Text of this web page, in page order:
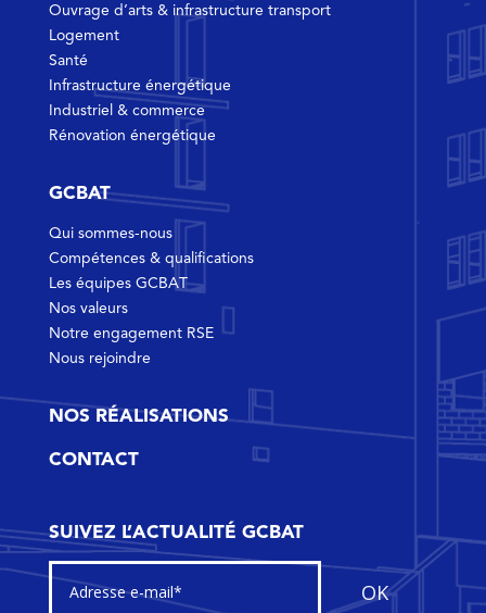
Ouvrage d’arts & infrastructure transport
Logement
Santé
Infrastructure énergétique
Industriel & commerce
Rénovation énergétique
GCBAT
Qui sommes-nous
Compétences & qualifications
Les équipes GCBAT
Nos valeurs
Notre engagement RSE
Nous rejoindre
NOS RÉALISATIONS
CONTACT
SUIVEZ L’ACTUALITÉ GCBAT
OK